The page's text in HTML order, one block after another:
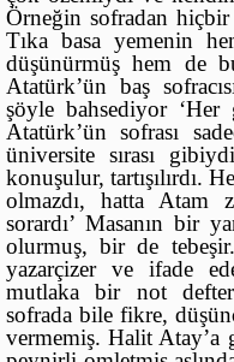
Örneğin sofradan
Tıka basa yemenin
düşünürmüş hem de
Atatürk’ün baş
şöyle bahsediyor
Atatürk’ün sofrası
üniversite sırası
konuşulur, tartışılırdı.
olmazdı, hatta Atam
sorardı’ Masanın bir
olurmuş, bir de
yazarçizer ve ifade
mutlaka bir not
sofrada bile fikre,
vermemiş. Halit Atay’a